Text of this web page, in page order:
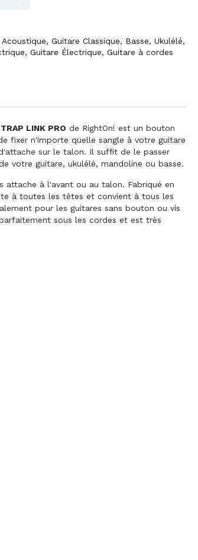
Acoustique,Guitare Classique, Basse,Ukulélé,
,Guitare Électrique,Guitare à cordes
LINK PRO de RightOn! est un bouton
fixer n'importe quelle sangle à votre guitare
sur le talon. Il suffit de le passer
votre guitare, ukulélé, mandoline ou basse.
attache à l'avant ou au talon. Fabriqué en
à toutes les têtes et convient à tous les
pour les guitares sans bouton ou vis
sous les cordes et est très